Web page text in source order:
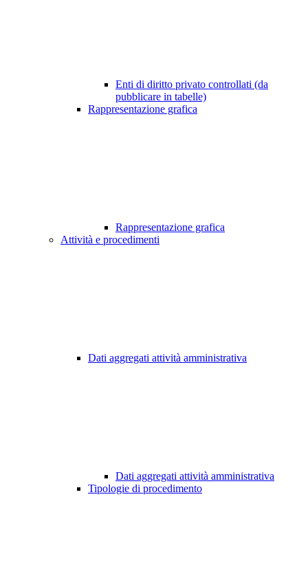
Enti di diritto privato controllati (da
pubblicare in tabelle)
Rappresentazione grafica
Rappresentazione grafica
Attività e procedimenti
Dati aggregati attività amministrativa
Dati aggregati attività amministrativa
Tipologie di procedimento